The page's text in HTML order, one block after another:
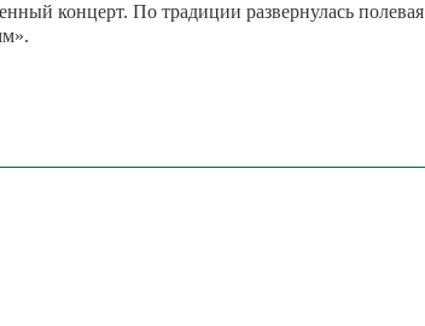
концерт. По традиции развернулась полевая